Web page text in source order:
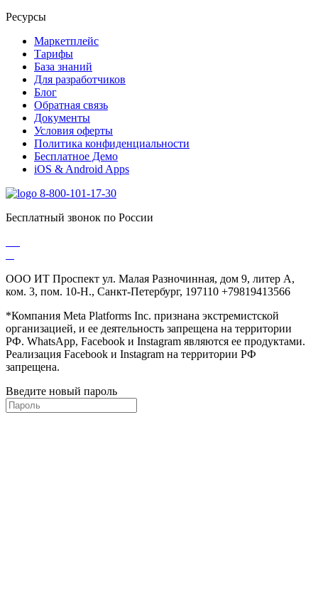
Ресурсы
Маркетплейс
Тарифы
База знаний
Для разработчиков
Блог
Обратная связь
Документы
Условия оферты
Политика конфиденциальности
Бесплатное Демо
iOS & Android Apps
8-800-101-17-30
Бесплатный звонок по России
ООО ИТ Проспект ул. Малая Разночинная, дом 9, литер А,
ком. 3, пом. 10-Н., Санкт-Петербург, 197110 +79819413566
*Компания Meta Platforms Inc. признана экстремистской
организацией, и ее деятельность запрещена на территории
РФ. WhatsApp, Facebook и Instagram являются ее продуктами.
Реализация Facebook и Instagram на территории РФ
запрещена.
Введите новый пароль